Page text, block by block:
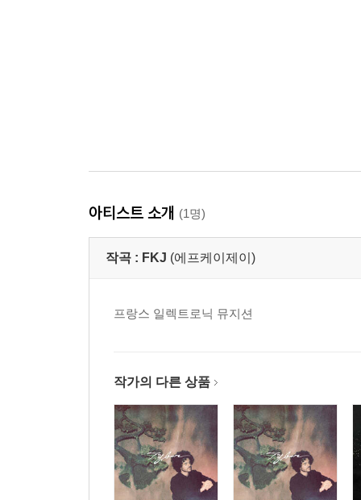
아티스트 소개 (1명)
작곡 : FKJ (에프케이제이)
프랑스 일렉트로닉 뮤지션
작가의 다른 상품